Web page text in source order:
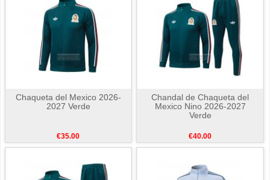
Chaqueta del Mexico 2026-
2027 Verde
€35.00
Chandal de Chaqueta del
Mexico Nino 2026-2027
Verde
€40.00